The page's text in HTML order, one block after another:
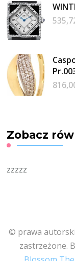
Zobacz
zzzzz
© prawa
zastrzeżone.